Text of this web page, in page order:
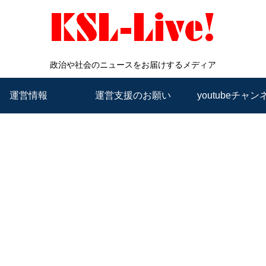
政治や社会のニュースをお届けするメディア
運営情報 運営支援のお願い youtubeチャン